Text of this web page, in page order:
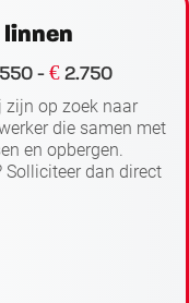
linnen
- € 2.750
zijn op zoek naar
die samen met
en opbergen.
Solliciteer dan direct